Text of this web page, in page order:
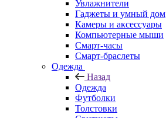
Увлажнители
Гаджеты и умный дом
Камеры и аксессуары
Компьютерные мыши
Смарт-часы
Смарт-браслеты
Одежда
Назад
Одежда
Футболки
Толстовки